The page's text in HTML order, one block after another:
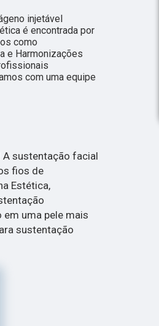
injetável
é encontrada por
como
e Harmonizações
com uma equipe
A sustentação facial
fios de
Estética,
uma pele mais
sustentação